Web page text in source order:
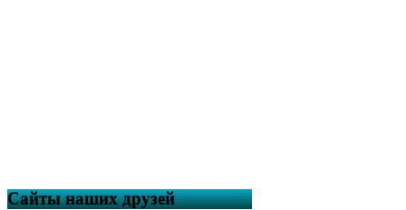
Сайты наших друзей